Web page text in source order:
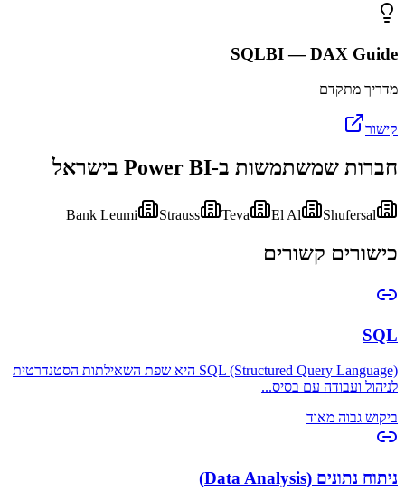
SQLBI — DAX Guide
מדריך מתקדם
קישור
חברות שמשתמשות ב-Power BI בישראל
Bank Leumi Strauss Teva El Al Shufersal
כישורים קשורים
SQL
SQL (Structured Query Language) היא שפת השאילתות הסטנדרטית
לניהול ועבודה עם בסיס...
ביקוש גבוה מאוד
ניתוח נתונים (Data Analysis)